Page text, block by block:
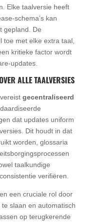
Elke taalversie heeft
schema’s kan
gepland. De
toe met elke extra taal,
kritieke factor wordt
updates.
ALLE TAALVERSIES
gecentraliseerd
dat updates uniform
Dit houdt in dat
worden, glossaria
taalkundige
verifiëren.
een cruciale rol door
slaan en automatisch
op terugkerende